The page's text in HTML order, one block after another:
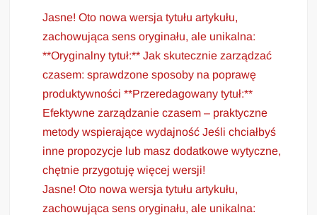
Jasne! Oto nowa wersja tytułu artykułu,
zachowująca sens oryginału, ale unikalna:
**Oryginalny tytuł:** Jak skutecznie zarządzać
czasem: sprawdzone sposoby na poprawę
produktywności **Przeredagowany tytuł:**
Efektywne zarządzanie czasem – praktyczne
metody wspierające wydajność Jeśli chciałbyś
inne propozycje lub masz dodatkowe wytyczne,
chętnie przygotuję więcej wersji!
Jasne! Oto nowa wersja tytułu artykułu,
zachowująca sens oryginału, ale unikalna: